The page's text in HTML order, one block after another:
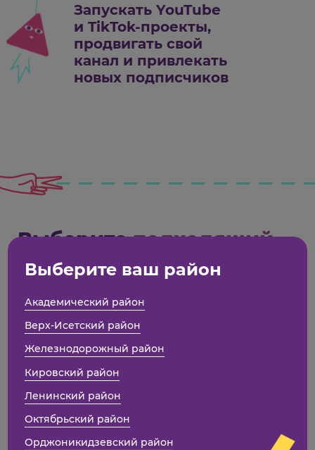
Запускать YouTube
и TikTok-проекты,
продвигать свой
канал и привлекать
новых подписчиков
Выберите подходящий
формат
Продолжительность — 1 учебный год
Учеба в будни после школы или
на выходных
Урок — 90 минут с перерывом
Выберите ваш район
Академический район
Верх-Исетский район
Железнодорожный район
Кировский район
Ленинский район
Октябрьский район
Орджоникидзевский район